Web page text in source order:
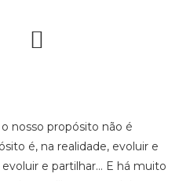
nosso propósito não é
é, na realidade, evoluir e
e partilhar… E há muito